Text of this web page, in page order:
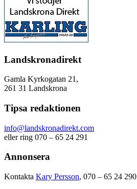
Landskronadirekt
Gamla Kyrkogatan 21,
261 31 Landskrona
Tipsa redaktionen
info@landskronadirekt.com
eller ring 070 – 65 24 291
Annonsera
Kontakta Kary Persson, 070 – 65 24 290